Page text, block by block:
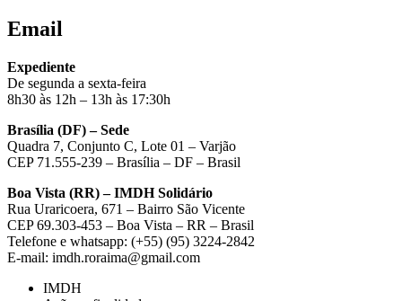
Email
Expediente
De segunda a sexta-feira
8h30 às 12h – 13h às 17:30h
Brasília (DF) – Sede
Quadra 7, Conjunto C, Lote 01 – Varjão
CEP 71.555-239 – Brasília – DF – Brasil
Boa Vista (RR) – IMDH Solidário
Rua Uraricoera, 671 – Bairro São Vicente
CEP 69.303-453 – Boa Vista – RR – Brasil
Telefone e whatsapp: (+55) (95) 3224-2842
E-mail: imdh.roraima@gmail.com
IMDH